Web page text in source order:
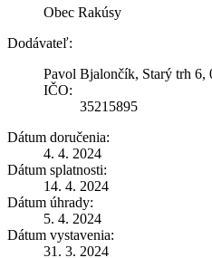
Obec Rakúsy
Dodávateľ:
Pavol Bjalončík, Starý trh 6,
IČO:
35215895
Dátum doručenia:
4. 4. 2024
Dátum splatnosti:
14. 4. 2024
Dátum úhrady:
5. 4. 2024
Dátum vystavenia:
31. 3. 2024